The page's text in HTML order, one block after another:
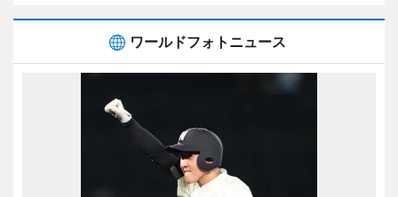
ワールドフォトニュース